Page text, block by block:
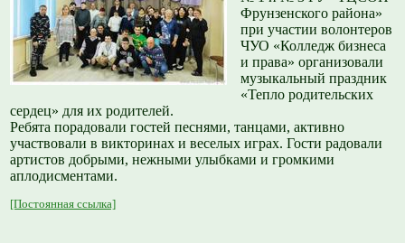
Фрунзенского района»
при участии волонтеров
ЧУО «Колледж бизнеса
и права» организовали
музыкальный праздник
«Тепло родительских
сердец» для их родителей.
Ребята порадовали гостей песнями, танцами, активно
участвовали в викторинах и веселых играх. Гости радовали
артистов добрыми, нежными улыбками и громкими
аплодисментами.
[Постоянная ссылка]